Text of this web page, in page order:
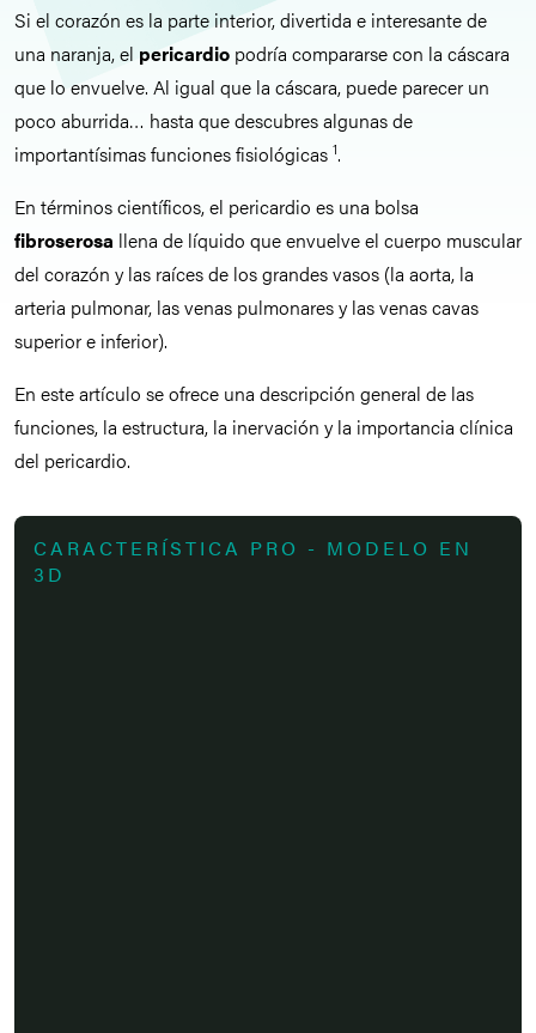
Si el corazón es la parte interior, divertida e interesante de
una naranja, el pericardio podría compararse con la cáscara
que lo envuelve. Al igual que la cáscara, puede parecer un
poco aburrida… hasta que descubres algunas de
importantísimas funciones fisiológicas 1.
En términos científicos, el pericardio es una bolsa
fibroserosa llena de líquido que envuelve el cuerpo muscular
del corazón y las raíces de los grandes vasos (la aorta, la
arteria pulmonar, las venas pulmonares y las venas cavas
superior e inferior).
En este artículo se ofrece una descripción general de las
funciones, la estructura, la inervación y la importancia clínica
del pericardio.
CARACTERÍSTICA PRO - MODELO EN
3D